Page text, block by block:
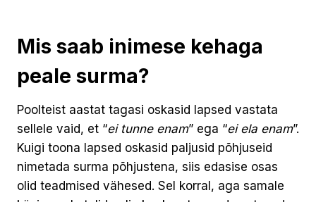
Mis saab inimese kehaga
peale surma?
Poolteist aastat tagasi oskasid lapsed vastata
sellele vaid, et “ei tunne enam” ega “ei ela enam”.
Kuigi toona lapsed oskasid paljusid põhjuseid
nimetada surma põhjustena, siis edasise osas
olid teadmised vähesed. Sel korral, aga samale